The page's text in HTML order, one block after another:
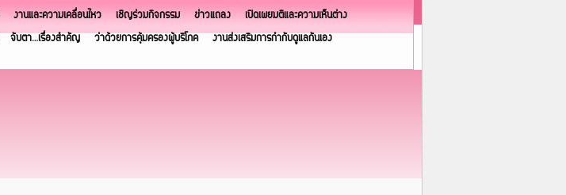
งานและความเคลื่อนไหว เชิญร่วมกิจกรรม ข่าวแถลง
เปิดเผยมติและความเห็นต่าง
จับตา…เรื่องสำคัญ ว่าด้วยการคุ้มครองผู้บริโภค
งานส่งเสริมการกำกับดูแลกันเอง